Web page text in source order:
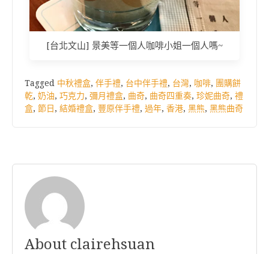
[台北文山] 景美等一個人咖啡小姐一個人嗎~
Tagged 中秋禮盒, 伴手禮, 台中伴手禮, 台灣, 咖啡, 團購餅
乾, 奶油, 巧克力, 彌月禮盒, 曲奇, 曲奇四重奏, 珍妮曲奇, 禮
盒, 節日 , 結婚禮盒, 豐原伴手禮, 過年, 香港, 黑熊, 黑熊曲奇
About clairehsuan